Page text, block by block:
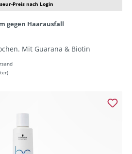
Preis nach Login
gegen Haarausfall
Mit Guarana & Biotin